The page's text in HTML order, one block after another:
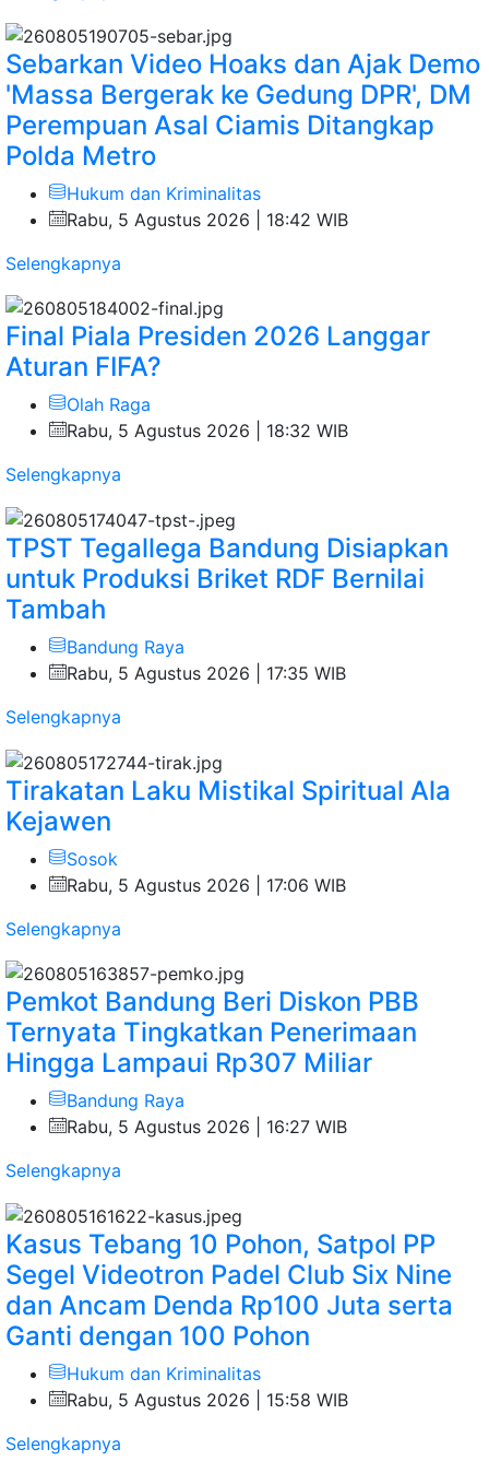
Sebarkan Video Hoaks dan Ajak Demo
'Massa Bergerak ke Gedung DPR', DM
Perempuan Asal Ciamis Ditangkap
Polda Metro
Hukum dan Kriminalitas
Rabu, 5 Agustus 2026 | 18:42 WIB
Selengkapnya
Final Piala Presiden 2026 Langgar
Aturan FIFA?
Olah Raga
Rabu, 5 Agustus 2026 | 18:32 WIB
Selengkapnya
TPST Tegallega Bandung Disiapkan
untuk Produksi Briket RDF Bernilai
Tambah
Bandung Raya
Rabu, 5 Agustus 2026 | 17:35 WIB
Selengkapnya
Tirakatan Laku Mistikal Spiritual Ala
Kejawen
Sosok
Rabu, 5 Agustus 2026 | 17:06 WIB
Selengkapnya
Pemkot Bandung Beri Diskon PBB
Ternyata Tingkatkan Penerimaan
Hingga Lampaui Rp307 Miliar
Bandung Raya
Rabu, 5 Agustus 2026 | 16:27 WIB
Selengkapnya
Kasus Tebang 10 Pohon, Satpol PP
Segel Videotron Padel Club Six Nine
dan Ancam Denda Rp100 Juta serta
Ganti dengan 100 Pohon
Hukum dan Kriminalitas
Rabu, 5 Agustus 2026 | 15:58 WIB
Selengkapnya